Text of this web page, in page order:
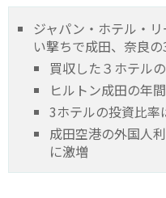
ジャパン・ホテル・
い撃ちで成田、奈良
買収した３ホテル
ヒルトン成田の年
3ホテルの投資比率
成田空港の外国人
に激増